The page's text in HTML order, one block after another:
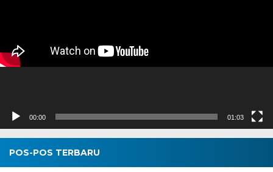
00:00 01:03
POS-POS TERBARU